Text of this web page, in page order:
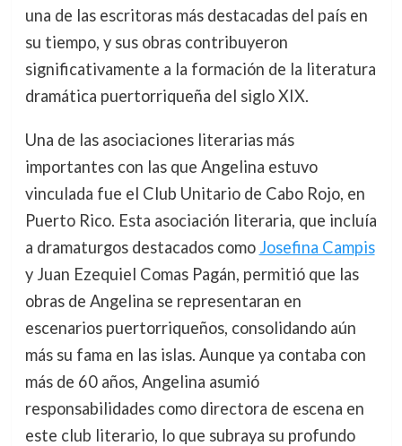
una de las escritoras más destacadas del país en
su tiempo, y sus obras contribuyeron
significativamente a la formación de la literatura
dramática puertorriqueña del siglo XIX.
Una de las asociaciones literarias más
importantes con las que Angelina estuvo
vinculada fue el Club Unitario de Cabo Rojo, en
Puerto Rico. Esta asociación literaria, que incluía
a dramaturgos destacados como Josefina Campis
y Juan Ezequiel Comas Pagán, permitió que las
obras de Angelina se representaran en
escenarios puertorriqueños, consolidando aún
más su fama en las islas. Aunque ya contaba con
más de 60 años, Angelina asumió
responsabilidades como directora de escena en
este club literario, lo que subraya su profundo